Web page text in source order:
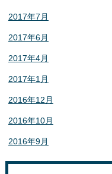
2017年7月
2017年6月
2017年4月
2017年1月
2016年12月
2016年10月
2016年9月